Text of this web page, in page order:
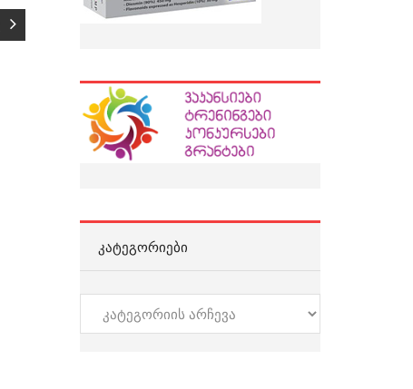
ᲙᲐᲢᲔᲒᲝᲠᲘᲔᲑᲘ
კატეგორიები